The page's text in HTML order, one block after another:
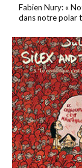
Fabien Nury: «
dans notre polar